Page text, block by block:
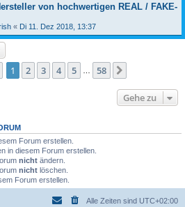
von hochwertigen REAL / FAKE-
« Di 11. Dez 2018, 13:37
Seite 1von 58
1 2 3 4 5 58
Gehe zu
Forum erstellen.
in diesem Forum erstellen.
nicht ändern.
nicht löschen.
Forum erstellen.
Alle Zeiten sind UTC+02:00